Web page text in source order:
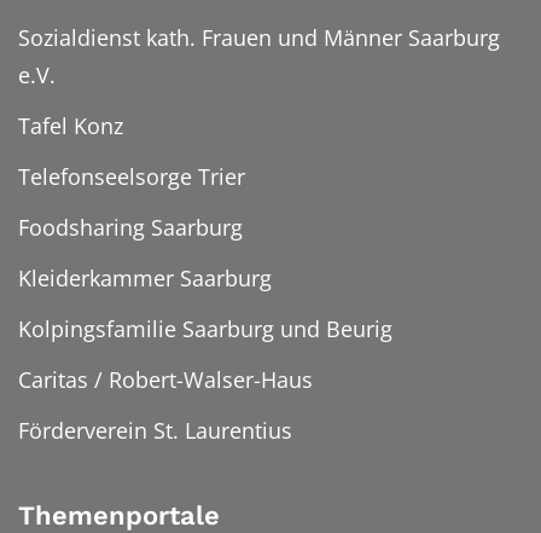
Sozialdienst kath. Frauen und Männer Saarburg
e.V.
Tafel Konz
Telefonseelsorge Trier
Foodsharing Saarburg
Kleiderkammer Saarburg
Kolpingsfamilie Saarburg und Beurig
Caritas / Robert-Walser-Haus
Förderverein St. Laurentius
Themenportale